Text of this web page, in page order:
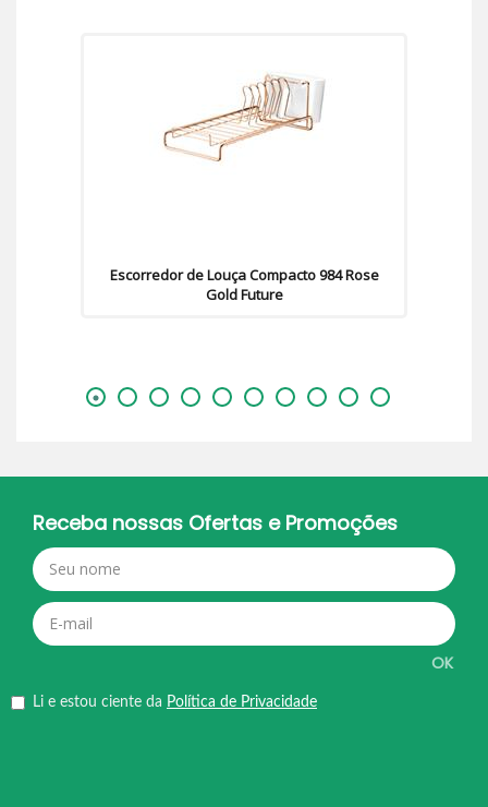
Escorredor de Louça Compacto 984 Rose
Gold Future
Receba nossas Ofertas e Promoções
OK
Li e estou ciente da Política de Privacidade